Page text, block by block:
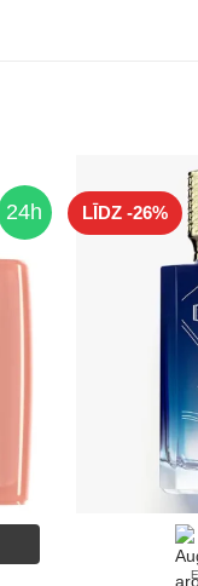
24h LĪDZ -26%